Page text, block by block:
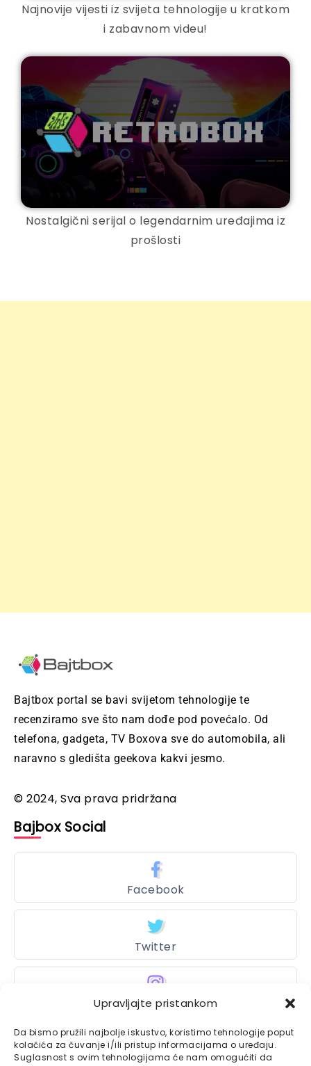
Upravljajte pristankom
Da bismo pružili najbolje iskustvo, koristimo tehnologije poput
kolačića za čuvanje i/ili pristup informacijama o uređaju.
Suglasnost s ovim tehnologijama će nam omogućiti da
Najnovije vijesti iz svijeta tehnologije u kratkom
i zabavnom videu!
Nostalgični serijal o legendarnim uređajima iz
prošlosti
Bajtbox portal se bavi svijetom tehnologije te
recenziramo sve što nam dođe pod povećalo. Od
telefona, gadgeta, TV Boxova sve do automobila, ali
naravno s gledišta geekova kakvi jesmo.
© 2024, Sva prava pridržana
Bajbox Social
Facebook
Twitter
Instagram
Bajtbox